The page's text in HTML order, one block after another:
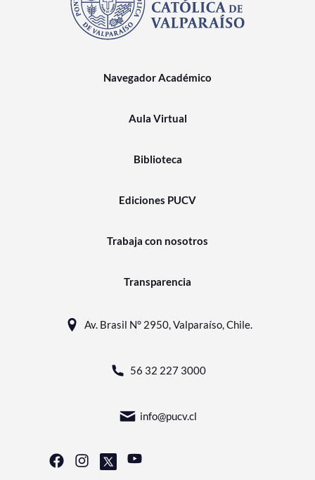
Navegador Académico
Aula Virtual
Biblioteca
Ediciones PUCV
Trabaja con nosotros
Transparencia
Av. Brasil N° 2950, Valparaíso, Chile.
56 32 227 3000
info@pucv.cl